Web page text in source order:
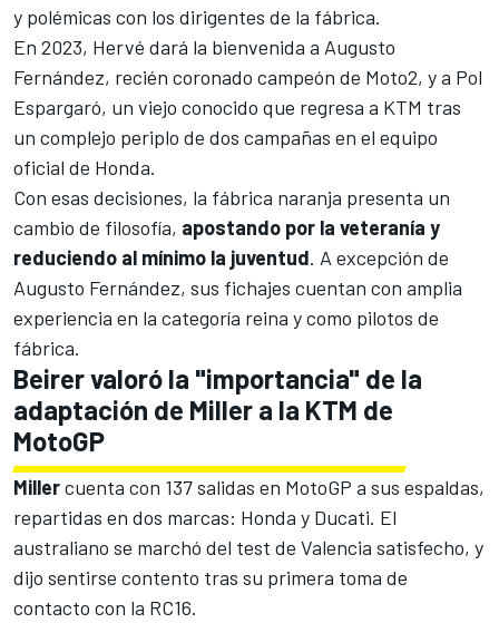
y polémicas con los dirigentes de la fábrica.
En 2023, Hervé dará la bienvenida a Augusto
Fernández, recién coronado campeón de Moto2, y a Pol
Espargaró, un viejo conocido que regresa a KTM tras
un complejo periplo de dos campañas en el equipo
oficial de Honda.
Con esas decisiones, la fábrica naranja presenta un
cambio de filosofía, apostando por la veteranía y
reduciendo al mínimo la juventud. A excepción de
Augusto Fernández, sus fichajes cuentan con amplia
experiencia en la categoría reina y como pilotos de
fábrica.
Beirer valoró la "importancia" de la
adaptación de Miller a la KTM de
MotoGP
Millercuenta con 137 salidas en MotoGP a sus espaldas,
repartidas en dos marcas: Honda y Ducati. El
australiano se marchó del test de Valencia satisfecho, y
dijo sentirse contento tras su primera toma de
contacto con la RC16.